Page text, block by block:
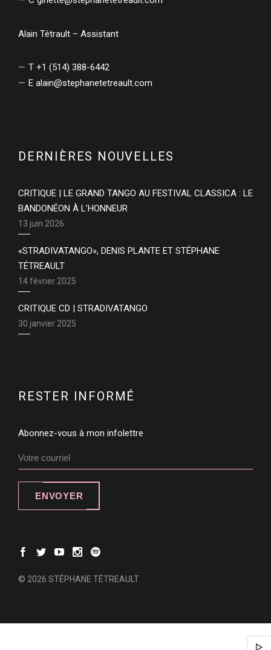
Alain Tétrault – Assistant
T +1 (514) 388-6442
E alain@stephanetetreault.com
DERNIÈRES NOUVELLES
CRITIQUE | LE GRAND TANGO AU FESTIVAL CLASSICA : LE
BANDONÉON À L’HONNEUR
13 juin 2026
«STRADIVATANGO», DENIS PLANTE ET STÉPHANE
TÉTREAULT
14 février 2025
CRITIQUE CD | STRADIVATANGO
30 janvier 2025
RESTER INFORMÉ
Abonnez-vous à mon infolettre
ENVOYER
© 2026 STÉPHANE TÉTREAULT